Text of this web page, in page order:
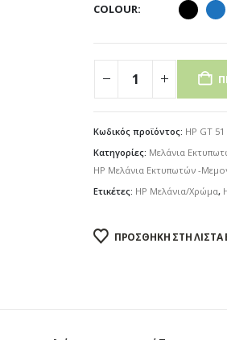
COLOUR
Κωδικός προϊόντος: HP GT
Κατηγορίες: Μελάνια
HP Μελάνια Εκτυπωτών -
Ετικέτες: HP Μελάνια/Χρώμα,
ΠΡΟΣΘΉΚΗ ΣΤΗ ΛΊΣΤΑ